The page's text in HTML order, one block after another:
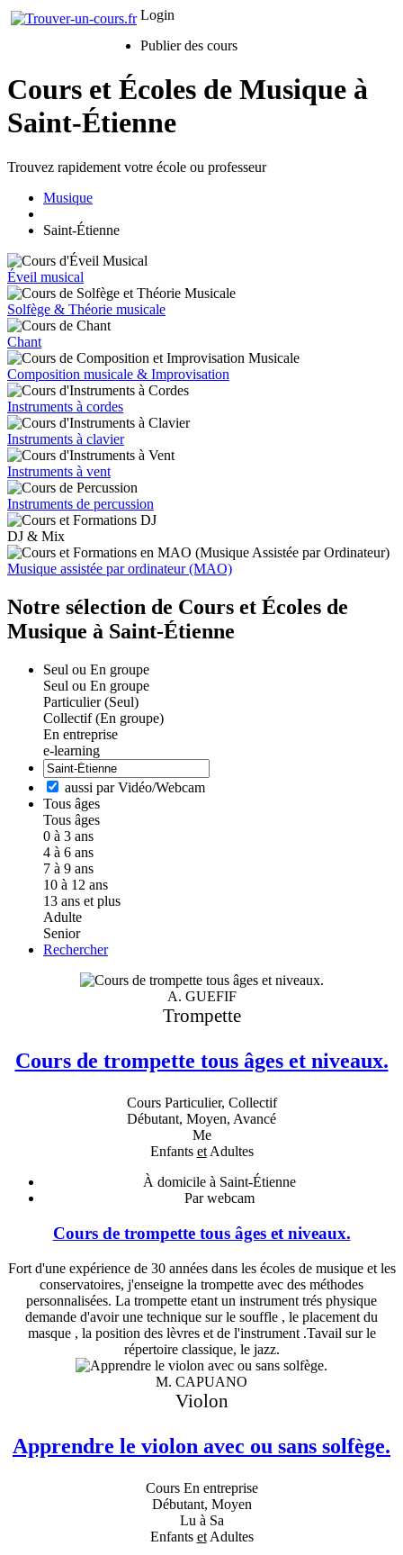
Login
Publier des cours
Cours et Écoles de Musique à
Saint-Étienne
Trouvez rapidement votre école ou professeur
Musique
Saint-Étienne
Éveil musical
Solfège & Théorie musicale
Chant
Composition musicale & Improvisation
Instruments à cordes
Instruments à clavier
Instruments à vent
Instruments de percussion
DJ & Mix
Musique assistée par ordinateur (MAO)
Notre sélection de Cours et Écoles de
Musique à Saint-Étienne
Seul ou En groupe
Seul ou En groupe
Particulier (Seul)
Collectif (En groupe)
En entreprise
e-learning
aussi par Vidéo/Webcam
Tous âges
Tous âges
0 à 3 ans
4 à 6 ans
7 à 9 ans
10 à 12 ans
13 ans et plus
Adulte
Senior
Rechercher
A. GUEFIF
Trompette
Cours de trompette tous âges et niveaux.
Cours Particulier, Collectif
Débutant, Moyen, Avancé
Me
Enfants etAdultes
À domicile à Saint-Étienne
Par webcam
Cours de trompette tous âges et niveaux.
Fort d'une expérience de 30 années dans les écoles de musique et les
conservatoires, j'enseigne la trompette avec des méthodes
personnalisées. La trompette etant un instrument trés physique
demande d'avoir une technique sur le souffle , le placement du
masque , la position des lèvres et de l'instrument .Tavail sur le
répertoire classique, le jazz.
M. CAPUANO
Violon
Apprendre le violon avec ou sans solfège.
Cours En entreprise
Débutant, Moyen
Lu à Sa
Enfants etAdultes